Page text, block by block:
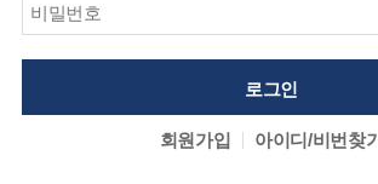
회원가입 아이디/비번찾기